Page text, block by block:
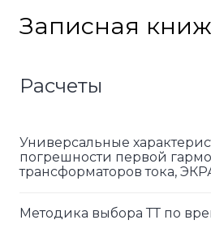
Записная
Расчеты
Универсальные
погрешности первой
трансформаторов тока,
Методика выбора ТТ по